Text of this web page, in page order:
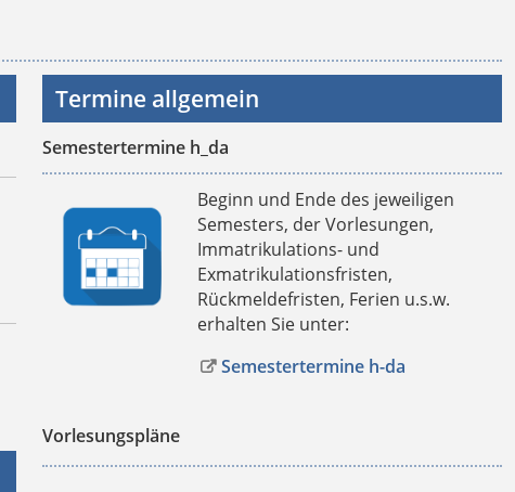
Termine allgemein
Semestertermine h_da
Beginn und Ende des jeweiligen
Semesters, der Vorlesungen,
Immatrikulations- und
Exmatrikulationsfristen,
Rückmeldefristen, Ferien u.s.w.
erhalten Sie unter:
Semestertermine h-da
Vorlesungspläne